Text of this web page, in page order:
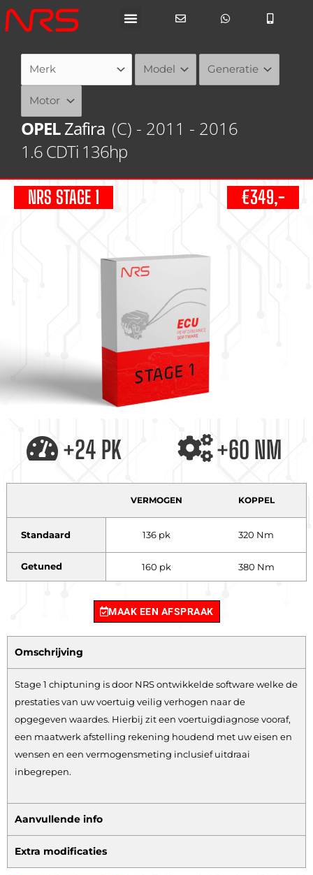
Ga
naar
OPELZafira (C) - 2011 - 2016
1.6 CDTi 136hp
NRS STAGE 1 €349,-
+24 PK +60 NM
VERMOGEN KOPPEL
Standaard 136 pk 320 Nm
Getuned 160 pk 380 Nm
MAAK EEN AFSPRAAK
Omschrijving
Stage 1 chiptuning is door NRS ontwikkelde software welke de
prestaties van uw voertuig veilig verhogen naar de
opgegeven waardes. Hierbij zit een voertuigdiagnose vooraf,
een maatwerk afstelling rekening houdend met uw eisen en
wensen en een vermogensmeting inclusief uitdraai
inbegrepen.
Aanvullende info
Extra modificaties